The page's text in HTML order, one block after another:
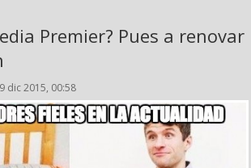
Premier? Pues a renovar
dic 2015, 00:58